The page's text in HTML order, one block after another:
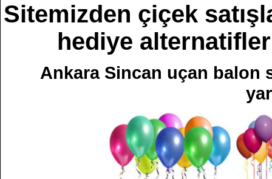
Sitemizden çiçek
hediye
Ankara Sincan uçan balon